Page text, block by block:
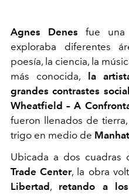
Agnes Denes fue una
exploraba diferentes
poesía, la ciencia, la
más conocida, la
grandes contrastes
Wheatfield­ – A
fueron llenados de
trigo en medio de
Ubicada a dos cuadras
Trade Center, la obra
Libertad, retando a